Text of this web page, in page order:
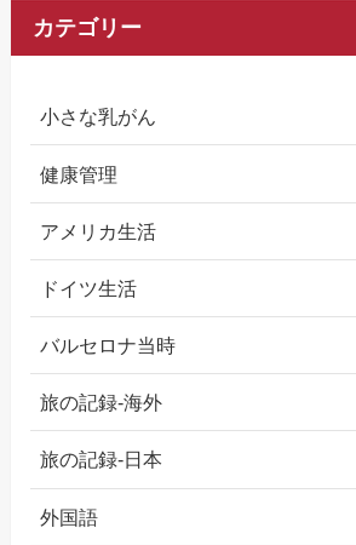
カテゴリー
小さな乳がん
健康管理
アメリカ生活
ドイツ生活
バルセロナ当時
旅の記録-海外
旅の記録-日本
外国語